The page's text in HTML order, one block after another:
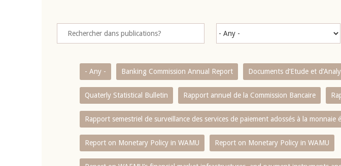
- Any - Banking Commission Annual Report Documents d’Etude et
Quaterly Statistical Bulletin Rapport annuel de la Commission Bancaire
Rapport semestriel de surveillance des services de paiement adossés à la monnaie
Report on Monetary Policy in WAMU Report on Monetary Policy in WAMU